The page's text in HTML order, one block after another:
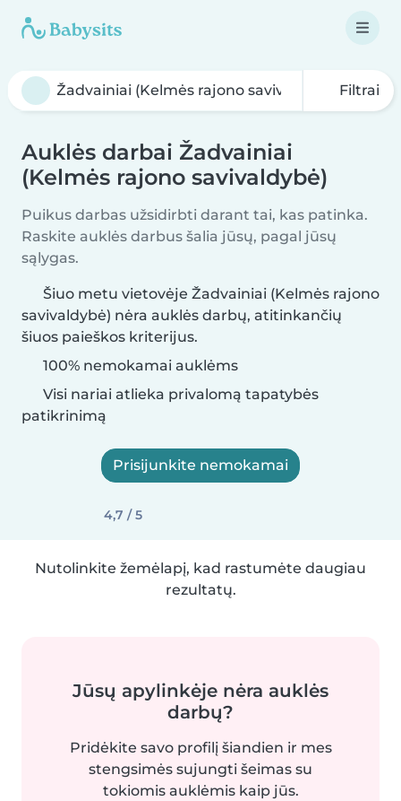
Filtrai
Auklės darbai Žadvainiai
(Kelmės rajono savivaldybė)
Puikus darbas užsidirbti darant tai, kas patinka.
Raskite auklės darbus šalia jūsų, pagal jūsų
sąlygas.
Šiuo metu vietovėje Žadvainiai (Kelmės rajono
savivaldybė) nėra auklės darbų, atitinkančių
šiuos paieškos kriterijus.
100% nemokamai auklėms
Visi nariai atlieka privalomą tapatybės
patikrinimą
Prisijunkite nemokamai
4,7 / 5
Nutolinkite žemėlapį, kad rastumėte daugiau
rezultatų.
Jūsų apylinkėje nėra auklės
darbų?
Pridėkite savo profilį šiandien ir mes
stengsimės sujungti šeimas su
tokiomis auklėmis kaip jūs.